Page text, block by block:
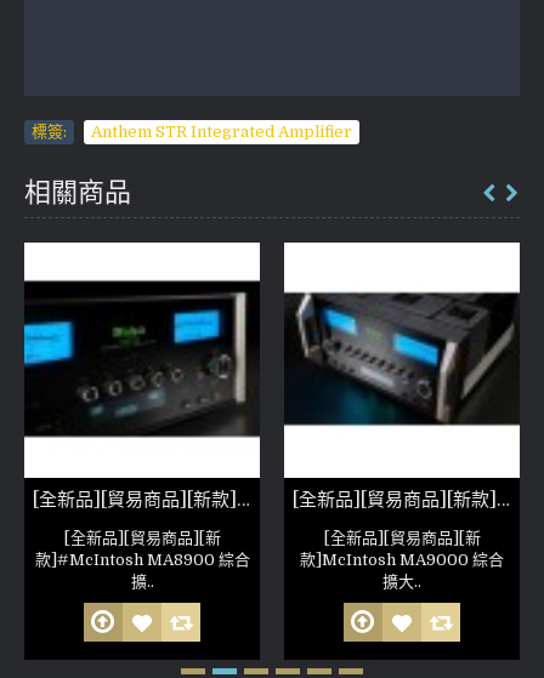
標簽: Anthem STR Integrated Amplifier
相關商品
[全新品][貿易商品][新款]McIntosh MA8900 綜合擴大機
[全新品][貿易商品][新
款]#McIntosh MA8900 綜合
擴..
[全新品][貿易商品][新款]McIntosh MA9000 綜合擴大機
[全新品][貿易商品][新
款]McIntosh MA9000 綜合
擴大..